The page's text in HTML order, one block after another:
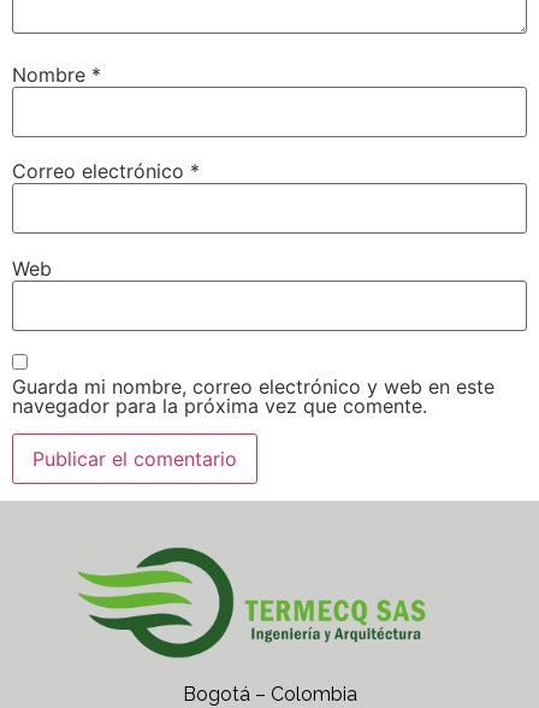
Nombre *
Correo electrónico *
Web
Guarda mi nombre, correo electrónico y web en este
navegador para la próxima vez que comente.
Bogotá – Colombia